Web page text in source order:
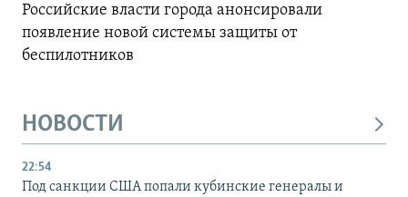
Российские власти города анонсировали
появление новой системы защиты от
беспилотников
НОВОСТИ
22:54
Под санкции США попали кубинские генералы и